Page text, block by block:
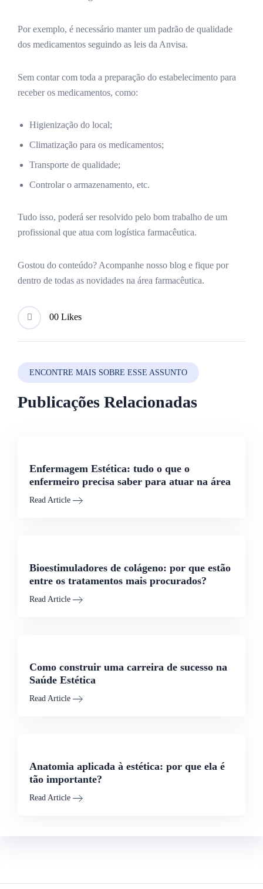
Por exemplo, é necessário manter um padrão de qualidade
dos medicamentos seguindo as leis da Anvisa.
Sem contar com toda a preparação do estabelecimento para
receber os medicamentos, como:
Higienização do local;
Climatização para os medicamentos;
Transporte de qualidade;
Controlar o armazenamento, etc.
Tudo isso, poderá ser resolvido pelo bom trabalho de um
profissional que atua com logística farmacêutica.
Gostou do conteúdo? Acompanhe nosso blog e fique por
dentro de todas as novidades na área farmacêutica.
00 Likes
ENCONTRE MAIS SOBRE ESSE ASSUNTO
Publicações Relacionadas
Enfermagem Estética: tudo o que o
enfermeiro precisa saber para atuar na área
Read Article
Bioestimuladores de colágeno: por que estão
entre os tratamentos mais procurados?
Read Article
Como construir uma carreira de sucesso na
Saúde Estética
Read Article
Anatomia aplicada à estética: por que ela é
tão importante?
Read Article